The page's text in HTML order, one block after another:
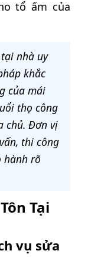
tổ ấm của
nhà uy
khắc
của mái
thọ công
chủ. Đơn vị
thi công
hành rõ
Tại
vụ sửa